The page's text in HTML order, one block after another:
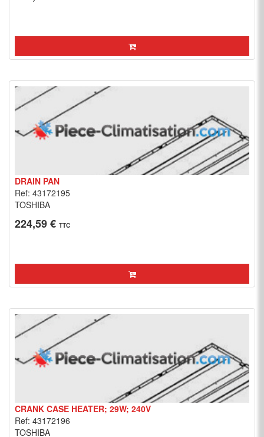
DRAIN PAN
Ref: 43172195
TOSHIBA
224,59 € TTC
CRANK CASE HEATER; 29W; 240V
Ref: 43172196
TOSHIBA